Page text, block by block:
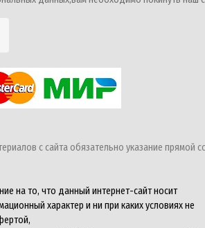
с сайта обязательно указание прямой
на то, что данный интернет-сайт носит
характер и ни при каких условиях не